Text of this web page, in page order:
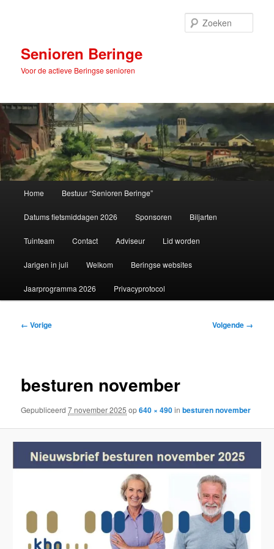
inhoudSenioren Beringe
Voor de actieve Beringse senioren
Home Bestuur “Senioren Beringe”
Datums fietsmiddagen 2026 Sponsoren Biljarten
Tuinteam Contact Adviseur Lid worden
Jarigen in juli Welkom Beringse websites
Jaarprogramma 2026 Privacyprotocol
Afbeeldingsnavigatie
← Vorige Volgende →
besturen november
Gepubliceerd7 november 2025 op640 × 490inbesturen november